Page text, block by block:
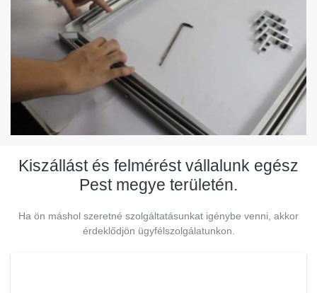
Kiszállást és felmérést vállalunk egész
Pest megye területén.
Ha ön máshol szeretné szolgáltatásunkat igénybe venni, akkor
érdeklődjön ügyfélszolgálatunkon.